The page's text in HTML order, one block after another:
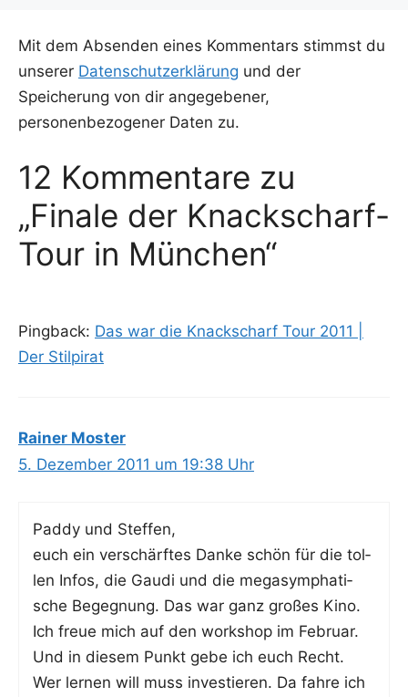
Mit dem Absenden eines Kommentars stimmst du
unserer Datenschutzerklärung und der
Speicherung von dir angegebener,
personenbezogener Daten zu.
12 Kommentare zu
„Finale der Knackscharf-
Tour in München“
Pingback: Das war die Knackscharf Tour 2011 |
Der Stilpirat
Rainer Moster
5. Dezember 2011 um 19:38 Uhr
Pad­dy und Steffen,
euch ein ver­schärf­tes Dan­ke schön für die tol­
len Infos, die Gau­di und die mega­sympha­ti­
sche Begeg­nung. Das war ganz gro­ßes Kino.
Ich freue mich auf den work­shop im Febru­ar.
Und in die­sem Punkt gebe ich euch Recht.
Wer ler­nen will muss inves­tie­ren. Da fah­re ich